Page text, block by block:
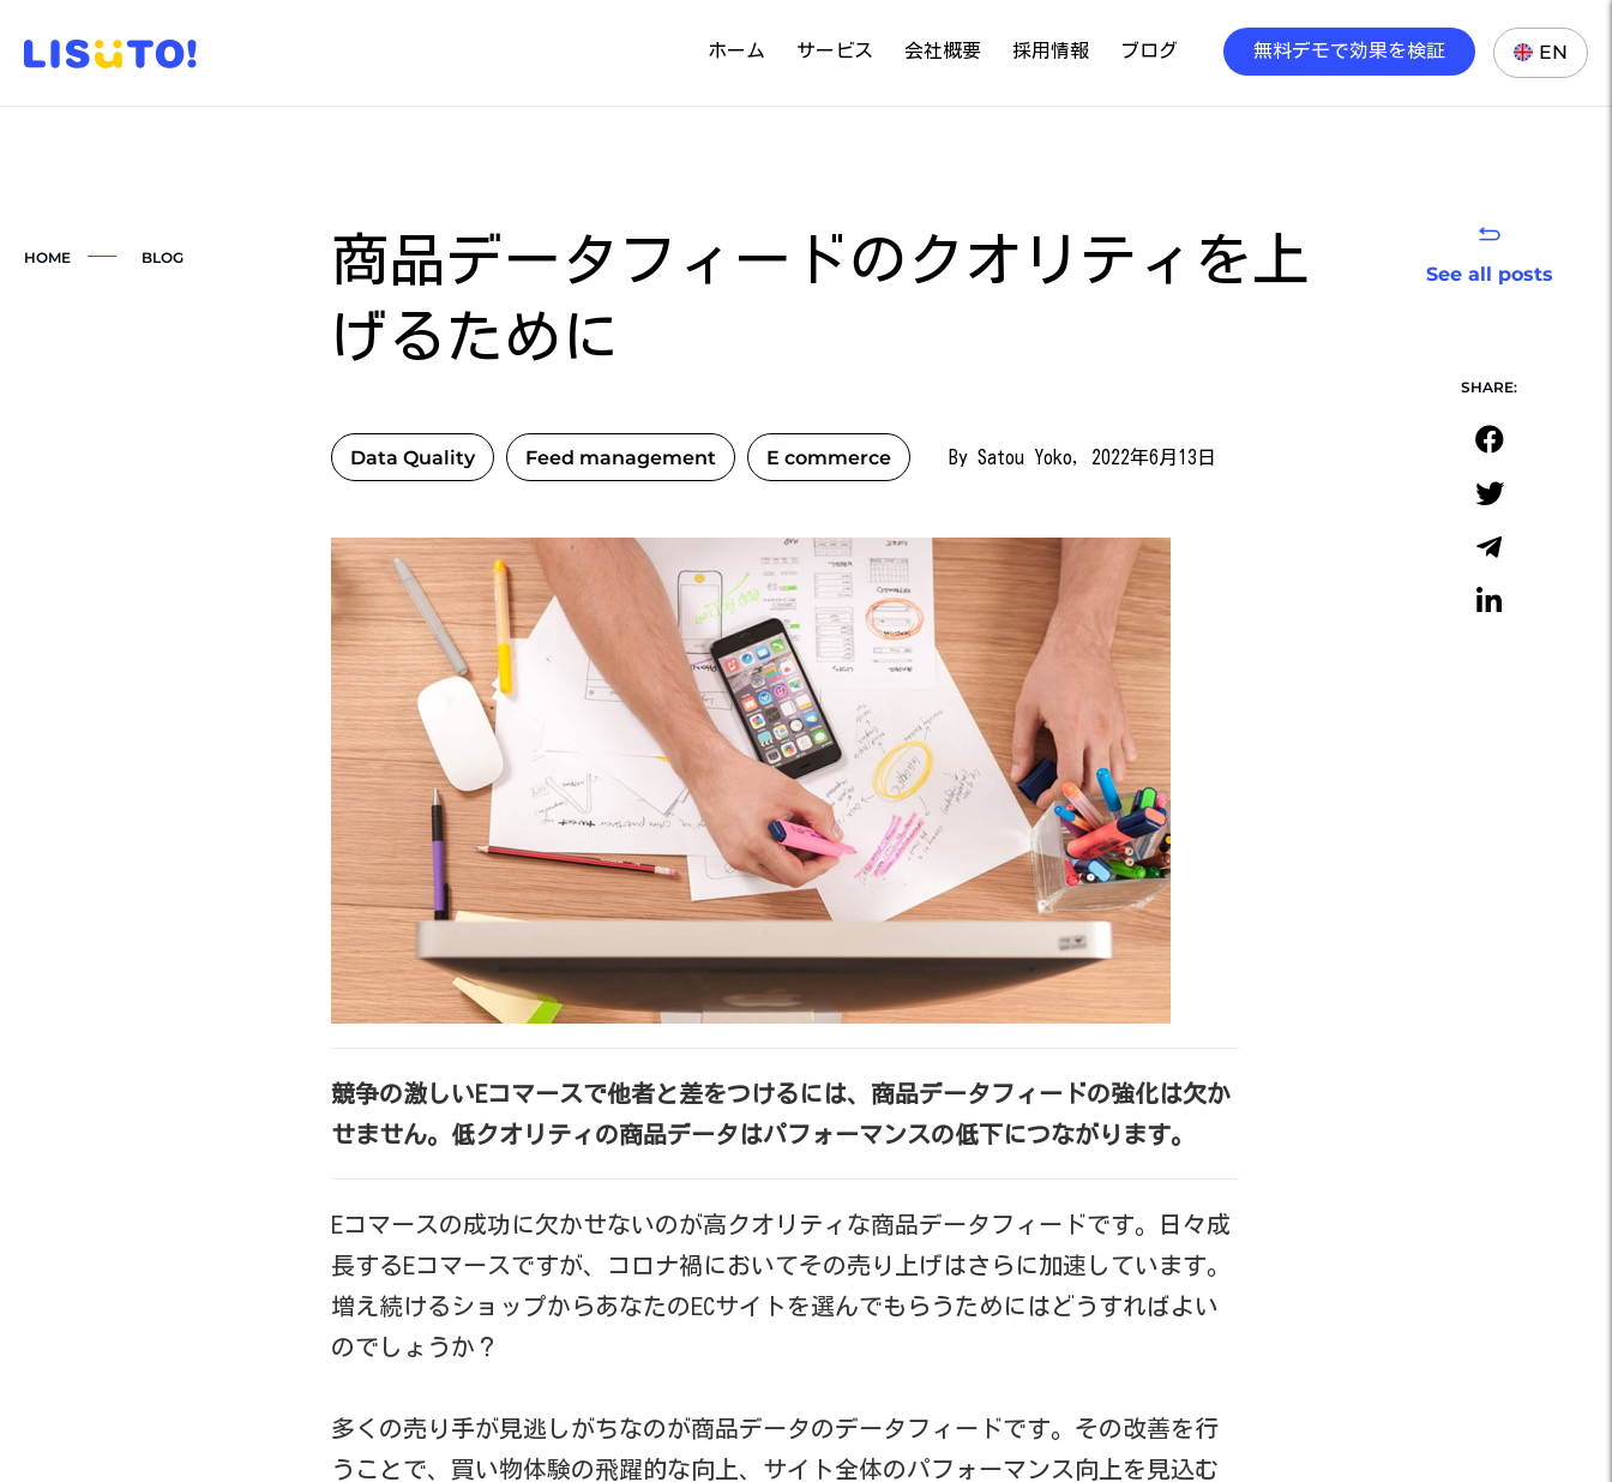
ホーム サービス 会社概要 採用情報 ブログ 無料デモで効果を検証 EN
HOME BLOG
商品データフィードのクオリティを上
げるために
Data Quality Feed management E commerce By Satou Yoko, 2022年6月13日
競争の激しいEコマースで他者と差をつけるには、商品データフィードの強化は欠か
せません。低クオリティの商品データはパフォーマンスの低下につながります。
Eコマースの成功に欠かせないのが高クオリティな商品データフィードです。日々成
長するEコマースですが、コロナ禍においてその売り上げはさらに加速しています。
増え続けるショップからあなたのECサイトを選んでもらうためにはどうすればよい
のでしょうか？
多くの売り手が見逃しがちなのが商品データのデータフィードです。その改善を行
うことで、買い物体験の飛躍的な向上、サイト全体のパフォーマンス向上を見込む
See all posts
SHARE: